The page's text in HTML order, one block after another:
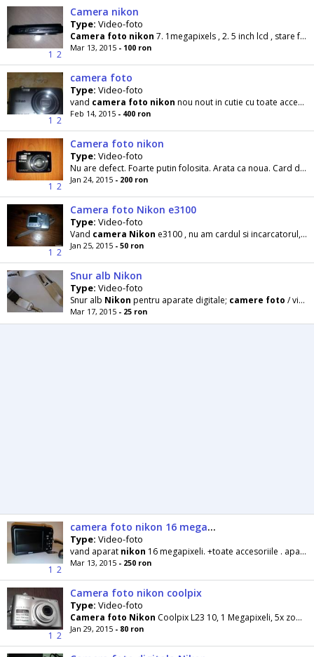
1 2
Camera nikon
Type: Video-foto
Camera foto nikon 7. 1megapixels , 2. 5 inch lcd , stare foarte buna
Mar 13, 2015 - 100 ron
1 2
camera foto
Type: Video-foto
vand camera foto nikon nou nout in cutie cu toate accesoriile originale card de memorie 8 gb inclus
Feb 14, 2015 - 400 ron
1 2
Camera foto nikon
Type: Video-foto
Nu are defect. Foarte putin folosita. Arata ca noua. Card de 8gb. Nu fac schimb. Trimit si in tara.
Jan 24, 2015 - 200 ron
1 2
Camera foto Nikon e3100
Type: Video-foto
Vand camera Nikon e3100 , nu am cardul si incarcatorul, asa am cumparato
Jan 25, 2015 - 50 ron
Snur alb Nikon
Type: Video-foto
Snur alb Nikon pentru aparate digitale; camere foto / video
Mar 17, 2015 - 25 ron
1 2
camera foto nikon 16 megapixeli
Type: Video-foto
vand aparat nikon 16 megapixeli. +toate accesoriile . aparatul e nou
Mar 13, 2015 - 250 ron
1 2
Camera foto nikon coolpix
Type: Video-foto
Camera foto Nikon Coolpix L23 10, 1 Megapixeli, 5x zoom, Easy auto mode, Accesorii: acumulatori
Jan 29, 2015 - 80 ron